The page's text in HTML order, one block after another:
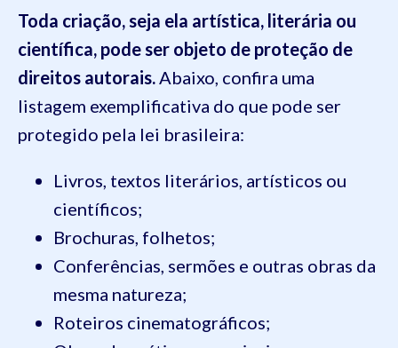
Toda criação, seja ela artística, literária ou
científica, pode ser objeto de proteção de
direitos autorais. Abaixo, confira uma
listagem exemplificativa do que pode ser
protegido pela lei brasileira:
Livros, textos literários, artísticos ou
científicos;
Brochuras, folhetos;
Conferências, sermões e outras obras da
mesma natureza;
Roteiros cinematográficos;